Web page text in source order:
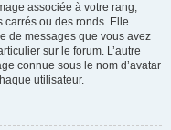
associée à votre rang,
ou des ronds. Elle
de messages que vous avez
sur le forum. L’autre
connue sous le nom d’avatar
utilisateur.